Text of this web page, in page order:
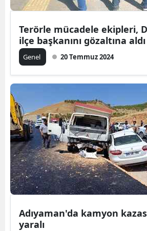
Terörle mücadele ekipleri,
ilçe başkanını gözaltına aldı
Genel 20 Temmuz 2024
Adıyaman'da kamyon
yaralı